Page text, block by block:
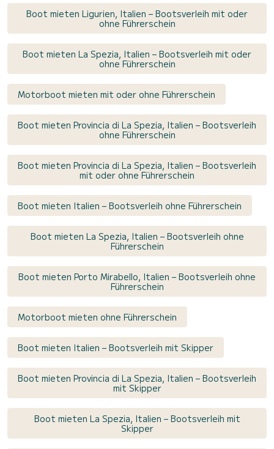
Boot mieten Ligurien, Italien – Bootsverleih mit oder
ohne Führerschein
Boot mieten La Spezia, Italien – Bootsverleih mit oder
ohne Führerschein
Motorboot mieten mit oder ohne Führerschein
Boot mieten Provincia di La Spezia, Italien – Bootsverleih
ohne Führerschein
Boot mieten Provincia di La Spezia, Italien – Bootsverleih
mit oder ohne Führerschein
Boot mieten Italien – Bootsverleih ohne Führerschein
Boot mieten La Spezia, Italien – Bootsverleih ohne
Führerschein
Boot mieten Porto Mirabello, Italien – Bootsverleih ohne
Führerschein
Motorboot mieten ohne Führerschein
Boot mieten Italien – Bootsverleih mit Skipper
Boot mieten Provincia di La Spezia, Italien – Bootsverleih
mit Skipper
Boot mieten La Spezia, Italien – Bootsverleih mit
Skipper